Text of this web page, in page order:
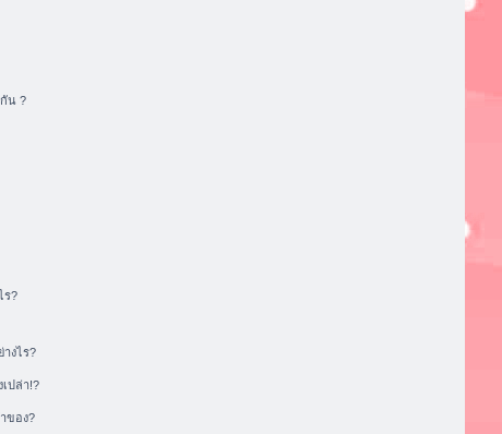
น ?
ร?
งไร?
ปล่า!?
ของ?